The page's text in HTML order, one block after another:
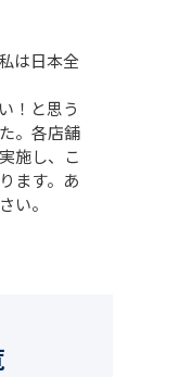
は日本全
！と思う
。各店舗
施し、こ
ます。あ
い。